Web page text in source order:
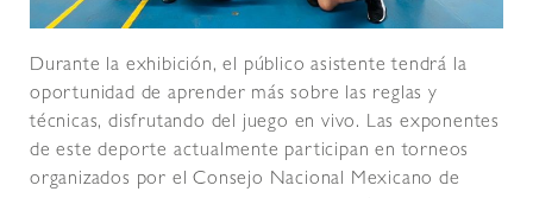
Durante la exhibición, el público asistente tendrá la
oportunidad de aprender más sobre las reglas y
técnicas, disfrutando del juego en vivo. Las exponentes
de este deporte actualmente participan en torneos
organizados por el Consejo Nacional Mexicano de